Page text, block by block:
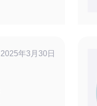
2025年3月30日